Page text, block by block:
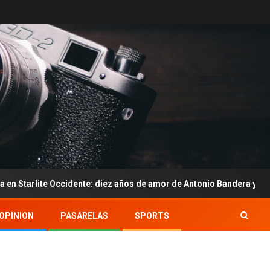
diez años de amor de Antonio Bandera y Nicole Kimpel
PASARELAS SPORTS